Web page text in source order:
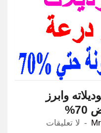
وابرز
لا تعليقات